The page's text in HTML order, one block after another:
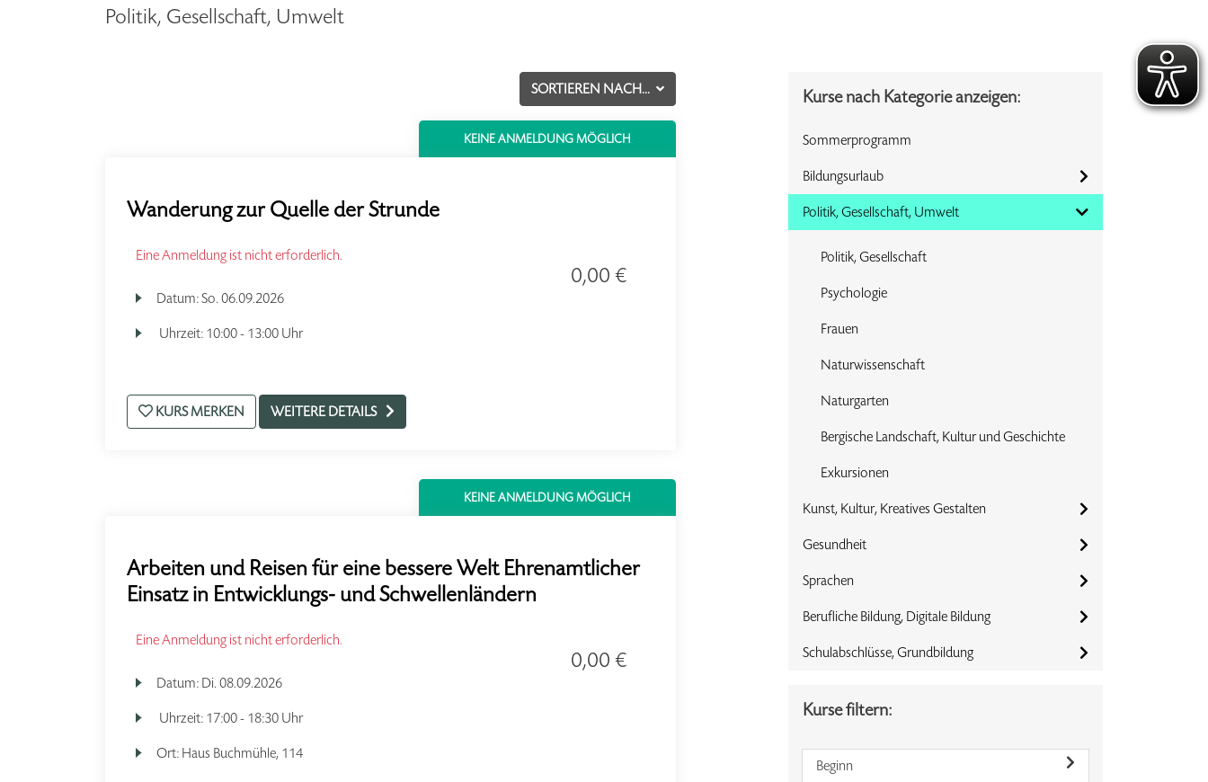
Politik, Gesellschaft, Umwelt
SORTIEREN NACH...
KEINE ANMELDUNG MÖGLICH
Wanderung zur Quelle der Strunde
Eine Anmeldung ist nicht erforderlich.
Datum:So. 06.09.2026
Uhrzeit: 10:00 - 13:00 Uhr
0,00 €
KURS MERKEN WEITERE DETAILS
KEINE ANMELDUNG MÖGLICH
Arbeiten und Reisen für eine bessere Welt Ehrenamtlicher
Einsatz in Entwicklungs- und Schwellenländern
Eine Anmeldung ist nicht erforderlich.
Datum: Di. 08.09.2026
Uhrzeit: 17:00 - 18:30 Uhr
Ort: Haus Buchmühle, 114
0,00 €
Kurse nach Kategorie anzeigen:
Sommerprogramm
Bildungsurlaub
Politik, Gesellschaft, Umwelt
Politik, Gesellschaft
Psychologie
Frauen
Naturwissenschaft
Naturgarten
Bergische Landschaft, Kultur und Geschichte
Exkursionen
Kunst, Kultur, Kreatives Gestalten
Gesundheit
Sprachen
Berufliche Bildung, Digitale Bildung
Schulabschlüsse, Grundbildung
Kurse filtern:
Beginn